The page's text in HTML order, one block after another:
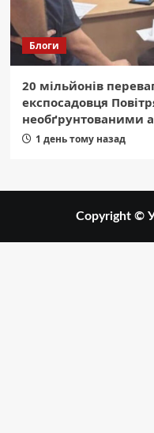
Блоги
20 мільйонів
експосадовця
необґрунтованими
1 день тому назад
Copyright ©